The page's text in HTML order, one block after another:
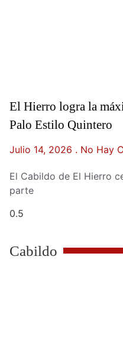
El Hierro logra la
Palo Estilo Quintero
Julio 14, 2026 No Hay
El Cabildo de El Hierro
parte
Cabildo